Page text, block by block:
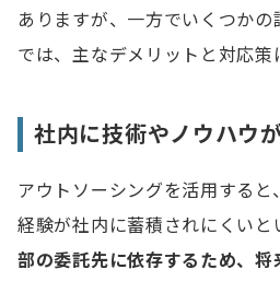
ありますが、一方でいくつかの
では、主なデメリットと対応策
社内に技術やノウハウ
アウトソーシングを活用すると
経験が社内に蓄積されにくいと
部の委託先に依存するため、